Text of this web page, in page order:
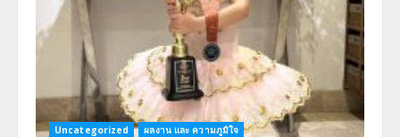
Uncategorized ผลงาน และ ความภูมิใจ